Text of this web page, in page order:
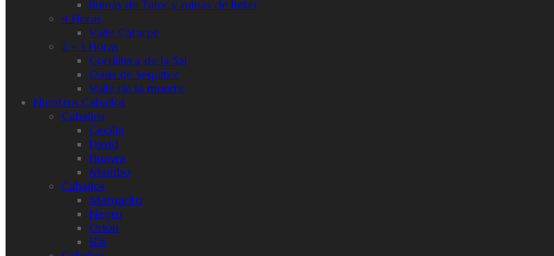
Ruinas de Tulor y ruinas de Beter
4 Horas
Valle Catarpe
2 - 3 Horas
Cordillera de la Sal
Oasis de Sequitor
Valle de la muerte
Nuestros Caballos
Caballos
Cecilia
David
Huayra
Mambo
Caballos
Margarito
Negro
Orion
SDS